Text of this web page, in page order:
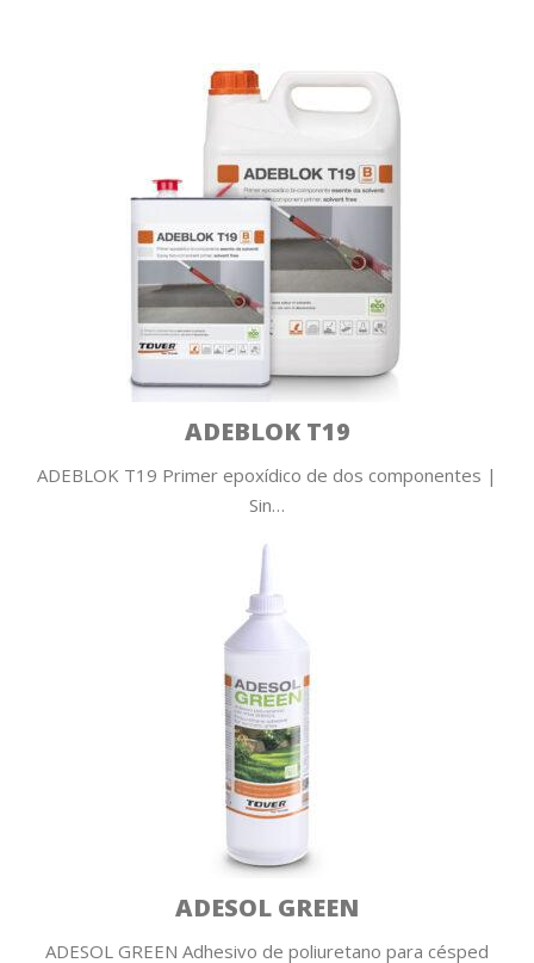
ADEBLOK T19
ADEBLOK T19 Primer epoxídico de dos componentes |
Sin…
ADESOL GREEN
ADESOL GREEN Adhesivo de poliuretano para césped